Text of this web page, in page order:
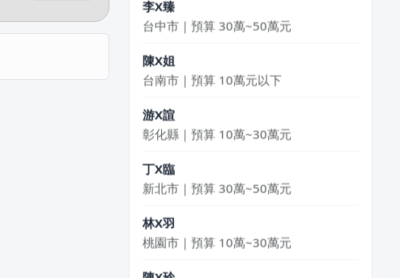
台中市｜預算 30萬~50萬元
陳X姐
台南市｜預算 10萬元以下
游X諠
彰化縣｜預算 10萬~30萬元
丁X臨
新北市｜預算 30萬~50萬元
林X羽
桃園市｜預算 10萬~30萬元
陳X玲